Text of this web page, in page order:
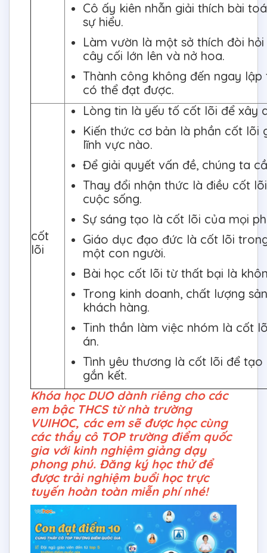
Cô ấy kiên nhẫn giải thích bài
sự hiểu.
Làm vườn là một sở thích đòi
cây cối lớn lên và nở hoa.
Thành công không đến ngay
có thể đạt được.
cốt
lõi
Lòng tin là yếu tố cốt lõi để xây
Kiến thức cơ bản là phần cốt
lĩnh vực nào.
Để giải quyết vấn đề, chúng ta
Thay đổi nhận thức là điều cốt
cuộc sống.
Sự sáng tạo là cốt lõi của mọi
Giáo dục đạo đức là cốt lõi
một con người.
Bài học cốt lõi từ thất bại là
Trong kinh doanh, chất lượng
khách hàng.
Tinh thần làm việc nhóm là cốt
án.
Tình yêu thương là cốt lõi để
gắn kết.
Khóa học DUO dành riêng cho các
em bậc THCS từ nhà trường
VUIHOC, các em sẽ được học cùng
các thầy cô TOP trường điểm quốc
gia với kinh nghiệm giảng dạy
phong phú. Đăng ký học thử để
được trải nghiệm buổi học trực
tuyến hoàn toàn miễn phí nhé!